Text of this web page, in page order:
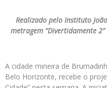
Realizado pelo Instituto
metragem “Divertidamente
A cidade mineira de
Belo Horizonte, recebe o